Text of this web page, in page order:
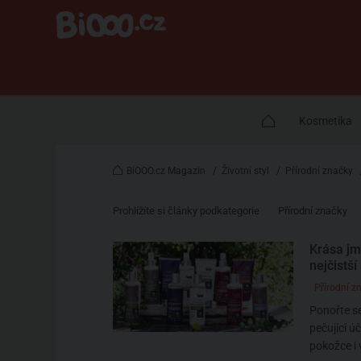
Kosmetika
BiOOO.cz Magazin / Životní styl / Přírodní značky
Prohlížíte si články podkategorie Přírodní značky
Krása
nejčistší
Přírodní
Ponořte
pečující
pokožce i